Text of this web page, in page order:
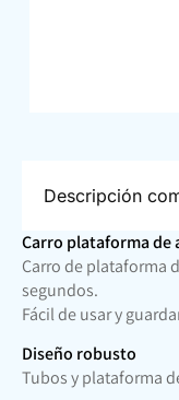
Descripción
Carro plataforma de
Carro de plataforma
segundos.
Fácil de usar y
Diseño robusto
Tubos y plataforma